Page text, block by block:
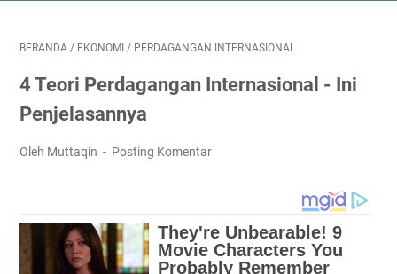
BERANDA / EKONOMI / PERDAGANGAN INTERNASIONAL
4 Teori Perdagangan Internasional - Ini
Penjelasannya
Oleh Muttaqin Posting Komentar